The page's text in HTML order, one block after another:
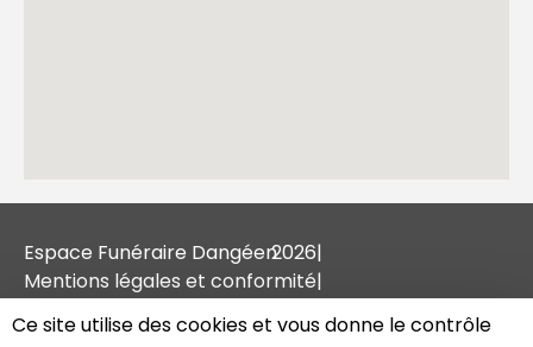
Espace Funéraire Dangéen2026|
Mentions légales et conformité|
Tous droits réservés |
Ce site utilise des cookies et vous donne le contrôle